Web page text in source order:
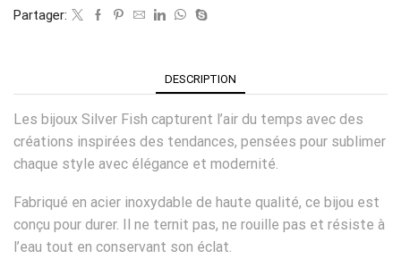
Partager:
DESCRIPTION
Les bijoux Silver Fish capturent l’air du temps avec des
créations inspirées des tendances, pensées pour sublimer
chaque style avec élégance et modernité.
Fabriqué en acier inoxydable de haute qualité, ce bijou est
conçu pour durer. Il ne ternit pas, ne rouille pas et résiste à
l’eau tout en conservant son éclat.